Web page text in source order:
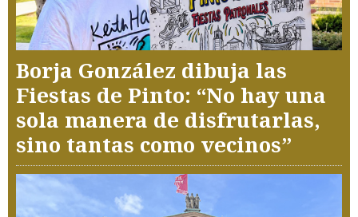
Borja González dibuja las
Fiestas de Pinto: “No hay una
sola manera de disfrutarlas,
sino tantas como vecinos”